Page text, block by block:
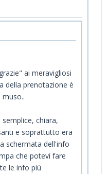
ai meravigliosi
della prenotazione è
chiara,
e soprattutto era
schermata dell'info
che potevi fare
le info più